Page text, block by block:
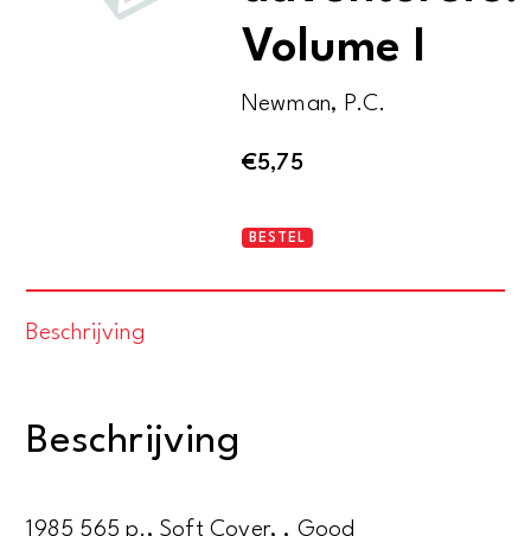
Volume I
Newman, P.C.
€5,75
Company
BESTEL
Beschrijving
Beschrijving
1985 565 p., Soft Cover, , Good